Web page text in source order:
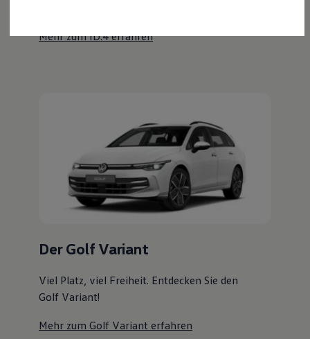
Entertainment und Elektronik
Updates für Software, Karten und Radio
Über Ihr Auto
Kundeninformationen
Volkswagen Kundenbetreuung
Warn- und Kontrollleuchten
Assistenzsysteme
Digitale Betriebsanleitung
Magazin
Lifestyle
Familie
Elektromobilität
Volkswagen R
Volkswagen Kundenbetreuung
Mehr zum ID.4 erfahren
Der Golf Variant
Viel Platz, viel Freiheit. Entdecken Sie den
Golf Variant!
Mehr zum Golf Variant erfahren